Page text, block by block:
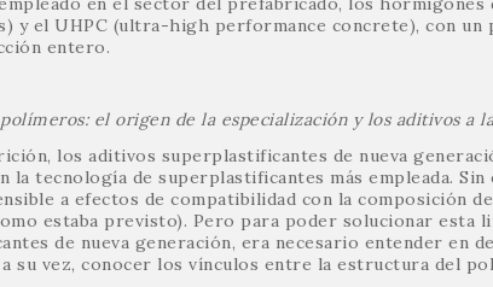
y el UHPC (ultra-high performance concrete), con
entero.
el origen de la especialización y los aditivos a
los aditivos superplastificantes de nueva
la tecnología de superplastificantes más empleada.
a efectos de compatibilidad con la composición
estaba previsto). Pero para poder solucionar esta
de nueva generación, era necesario entender en
su vez, conocer los vínculos entre la estructura del